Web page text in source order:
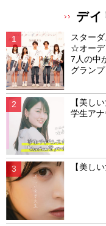
デ
スター
☆オーデ
7人の中
グランプ
【美し
学生ア
【美し